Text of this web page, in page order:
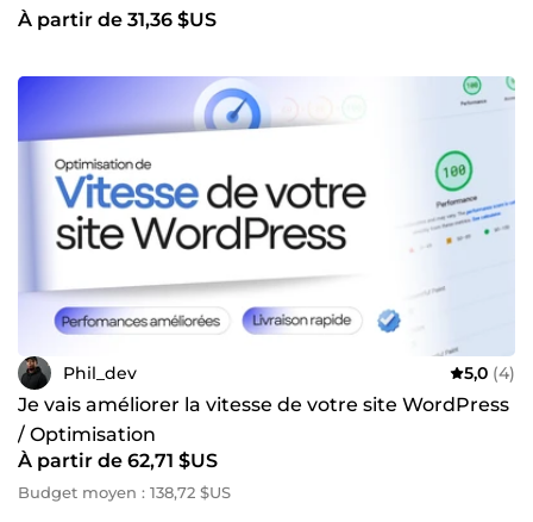
À partir de 31,36 $US
Phil_dev 5,0 (4)
Je vais améliorer la vitesse de votre site WordPress
/ Optimisation
À partir de 62,71 $US
Budget moyen : 138,72 $US